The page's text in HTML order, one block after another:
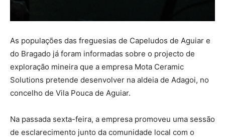
As populações das freguesias de Capeludos de Aguiar e
do Bragado já foram informadas sobre o projecto de
exploração mineira que a empresa Mota Ceramic
Solutions pretende desenvolver na aldeia de Adagoi, no
concelho de Vila Pouca de Aguiar.
Na passada sexta-feira, a empresa promoveu uma sessão
de esclarecimento junto da comunidade local com o